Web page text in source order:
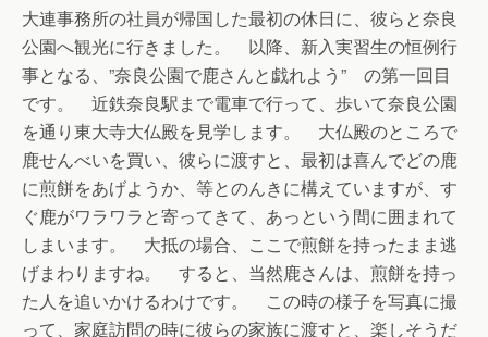
大連事務所の社員が帰国した最初の休日に、彼らと奈良
公園へ観光に行きました。 以降、新入実習生の恒例行
事となる、”奈良公園で鹿さんと戯れよう” の第一回目
です。 近鉄奈良駅まで電車で行って、歩いて奈良公園
を通り東大寺大仏殿を見学します。 大仏殿のところで
鹿せんべいを買い、彼らに渡すと、最初は喜んでどの鹿
に煎餅をあげようか、等とのんきに構えていますが、す
ぐ鹿がワラワラと寄ってきて、あっという間に囲まれて
しまいます。 大抵の場合、ここで煎餅を持ったまま逃
げまわりますね。 すると、当然鹿さんは、煎餅を持っ
た人を追いかけるわけです。 この時の様子を写真に撮
って、家庭訪問の時に彼らの家族に渡すと、楽しそうだ